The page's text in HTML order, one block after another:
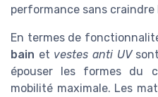
performance sans craindre
En termes de
bain et vestes anti UVsont
épouser les formes du
mobilité maximale. Les